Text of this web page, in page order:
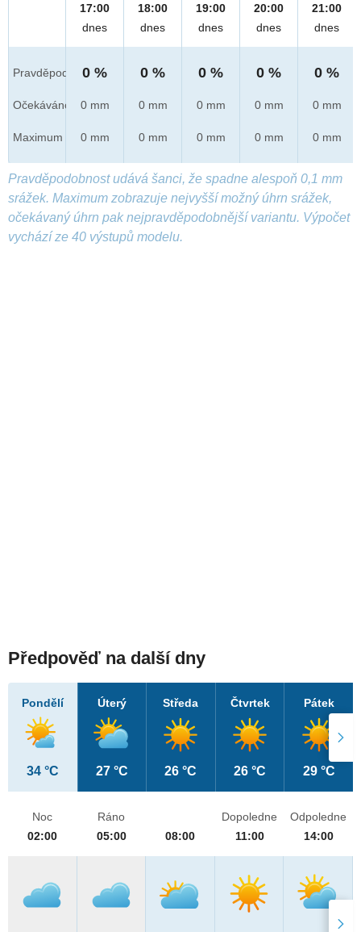
Pravděpod.
Očekáváno
Maximum
17:00
dnes
0 %
0 mm
0 mm
18:00
dnes
0 %
0 mm
0 mm
19:00
dnes
0 %
0 mm
0 mm
20:00
dnes
0 %
0 mm
0 mm
21:00
dnes
0 %
0 mm
0 mm
Pravděpodobnost udává šanci, že spadne alespoň 0,1 mm
srážek. Maximum zobrazuje nejvyšší možný úhrn srážek,
očekávaný úhrn pak nejpravděpodobnější variantu. Výpočet
vychází ze 40 výstupů modelu.
Předpověď na další dny
Pondělí
34 °C
Úterý
27 °C
Středa
26 °C
Čtvrtek
26 °C
Pátek
29 °C
Noc
02:00
Ráno
05:00
08:00
Dopoledne
11:00
Odpoledne
14:00